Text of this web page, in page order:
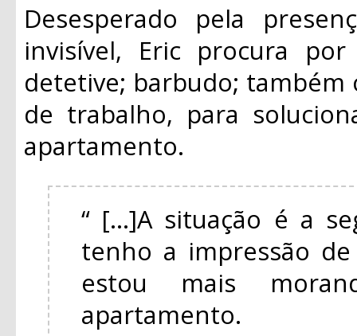
Desesperado pela
invisível, Eric procura
detetive; barbudo;
de trabalho, para
apartamento.
“ [...]A situação é a
tenho a impressão
estou mais
apartamento.